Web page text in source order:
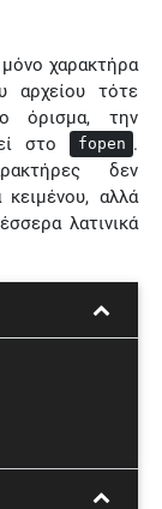
μόνο χαρακτήρα
αρχείου τότε
όρισμα, την
στο
fopen .
δεν
αλλά
λατινικά